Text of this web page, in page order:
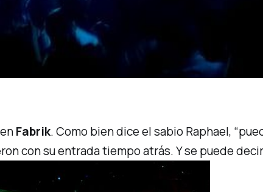
Fabrik. Como bien dice el sabio Raphael,
con su entrada tiempo atrás. Y se puede